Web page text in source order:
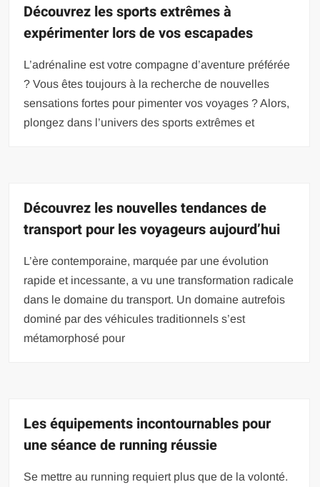
Découvrez les sports extrêmes à
expérimenter lors de vos escapades
L’adrénaline est votre compagne d’aventure préférée
? Vous êtes toujours à la recherche de nouvelles
sensations fortes pour pimenter vos voyages ? Alors,
plongez dans l’univers des sports extrêmes et
Découvrez les nouvelles tendances de
transport pour les voyageurs aujourd’hui
L’ère contemporaine, marquée par une évolution
rapide et incessante, a vu une transformation radicale
dans le domaine du transport. Un domaine autrefois
dominé par des véhicules traditionnels s’est
métamorphosé pour
Les équipements incontournables pour
une séance de running réussie
Se mettre au running requiert plus que de la volonté.